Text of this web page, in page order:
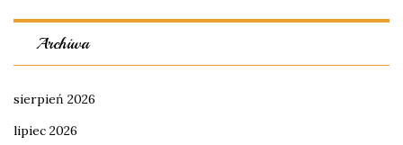
Archiwa
sierpień 2026
lipiec 2026